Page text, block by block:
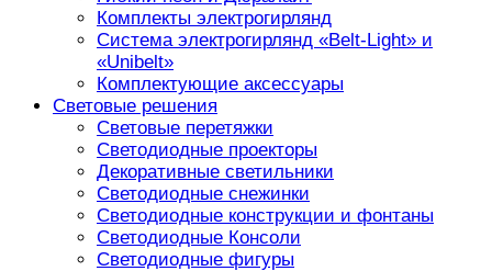
Комплекты электрогирлянд
Система электрогирлянд «Belt-Light» и
«Unibelt»
Комплектующие аксессуары
Световые решения
Световые перетяжки
Светодиодные проекторы
Декоративные светильники
Светодиодные снежинки
Светодиодные конструкции и фонтаны
Светодиодные Консоли
Светодиодные фигуры